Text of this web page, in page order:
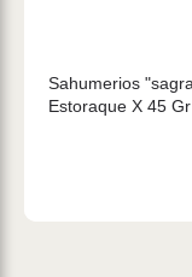
Sahumerios
Estoraque X 45 Gr